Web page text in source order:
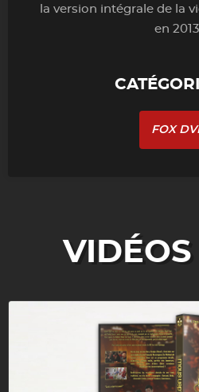
la version intégrale de la
en
FOX
VIDÉOS